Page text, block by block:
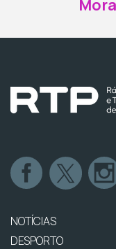
NOTÍCIAS
DESPORTO